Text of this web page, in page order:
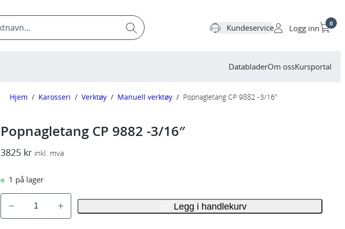
Kundeservice Logg inn 0
DatabladerOm ossKursportal
Hjem / Karosseri / Verktøy / Manuell verktøy / Popnagletang CP 9882 -3/16″
Popnagletang CP 9882 -3/16″
3825 kr inkl. mva
1 på lager
o
Legg i handlekurv